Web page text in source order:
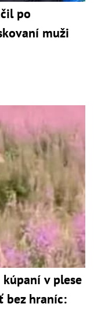
po
muži
v plese
bez hraníc: